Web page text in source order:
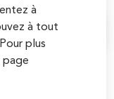
à
à tout
plus
page